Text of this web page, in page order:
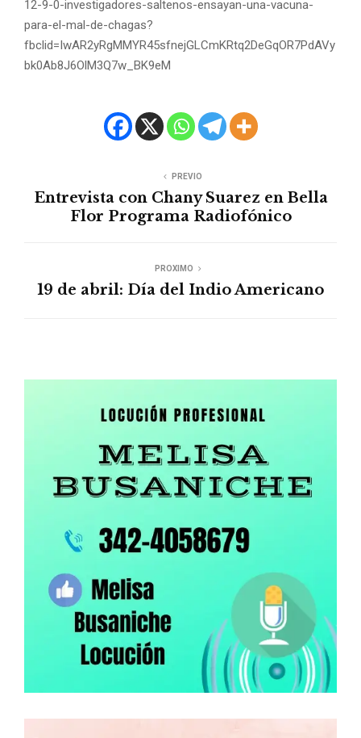
12-9-0-investigadores-saltenos-ensayan-una-vacuna-
para-el-mal-de-chagas?
fbclid=IwAR2yRgMMYR45sfnejGLCmKRtq2DeGqOR7PdAVy
bk0Ab8J6OlM3Q7w_BK9eM
PREVIO
Entrevista con Chany Suarez en Bella
Flor Programa Radiofónico
PROXIMO
19 de abril: Día del Indio Americano